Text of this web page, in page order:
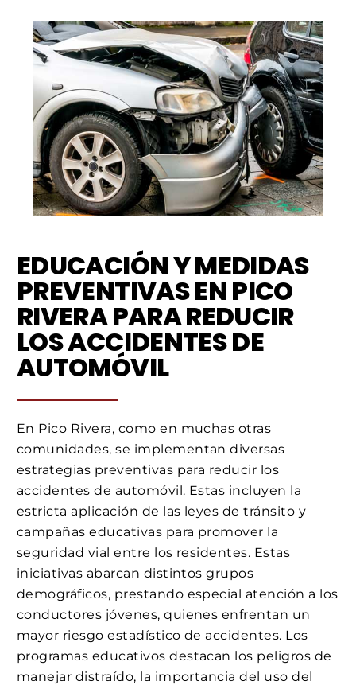
EDUCACIÓN Y MEDIDAS
PREVENTIVAS EN PICO
RIVERA PARA REDUCIR
LOS ACCIDENTES DE
AUTOMÓVIL
En Pico Rivera, como en muchas otras
comunidades, se implementan diversas
estrategias preventivas para reducir los
accidentes de automóvil. Estas incluyen la
estricta aplicación de las leyes de tránsito y
campañas educativas para promover la
seguridad vial entre los residentes. Estas
iniciativas abarcan distintos grupos
demográficos, prestando especial atención a los
conductores jóvenes, quienes enfrentan un
mayor riesgo estadístico de accidentes. Los
programas educativos destacan los peligros de
manejar distraído, la importancia del uso del